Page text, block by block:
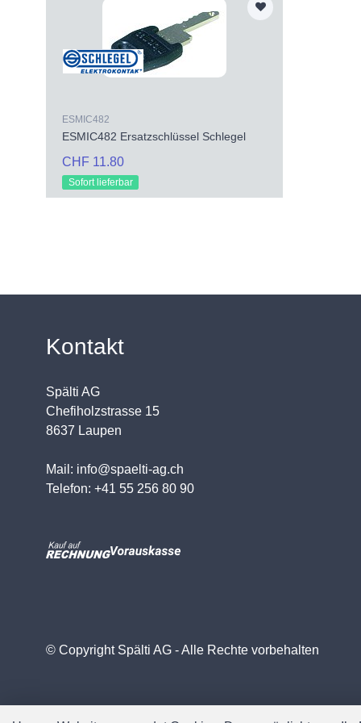
ESMIC482
ESMIC482 Ersatzschlüssel Schlegel
CHF 11.80
Sofort lieferbar
Kontakt
Spälti AG
Chefiholzstrasse 15
8637 Laupen
Mail: info@spaelti-ag.ch
Telefon: +41 55 256 80 90
© Copyright Spälti AG - Alle Rechte vorbehalten